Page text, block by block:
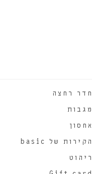
חדר רחצה
מגבות
אחסון
הקירות של basic
ריהוט